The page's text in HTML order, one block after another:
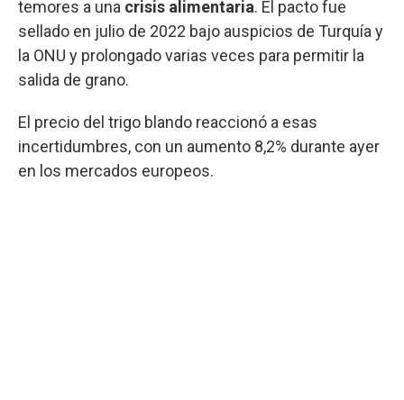
temores a una crisis alimentaria. El pacto fue
sellado en julio de 2022 bajo auspicios de Turquía y
la ONU y prolongado varias veces para permitir la
salida de grano.
El precio del trigo blando reaccionó a esas
incertidumbres, con un aumento 8,2% durante ayer
en los mercados europeos.